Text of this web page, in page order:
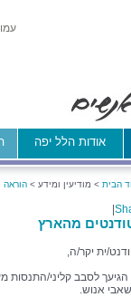
אודות הלל יפה
הבית > מודיעין ומידע > הוראה
מהארץ
ית יקר/ה,
לסבב קליני/התנסות
אנוש.